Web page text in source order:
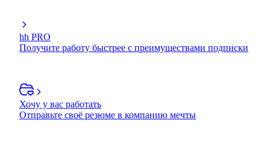
hh PRO
Получите работу быстрее с преимуществами подписки
Хочу у вас работать
Отправьте своё резюме в компанию мечты